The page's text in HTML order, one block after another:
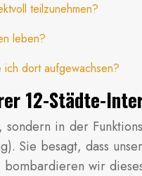
teilzunehmen?
leben?
dort aufgewachsen?
12-Städte-
in der
Sie besagt, dass
wir